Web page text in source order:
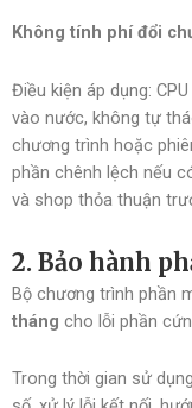
Không tính phí đổi
Điều kiện áp dụng:
vào nước, không tự
chương trình hoặc
phần chênh lệch nếu
và shop thỏa thuận
2. Bảo hành
Bộ chương trình phần
tháng cho lỗi phần
Trong thời gian sử